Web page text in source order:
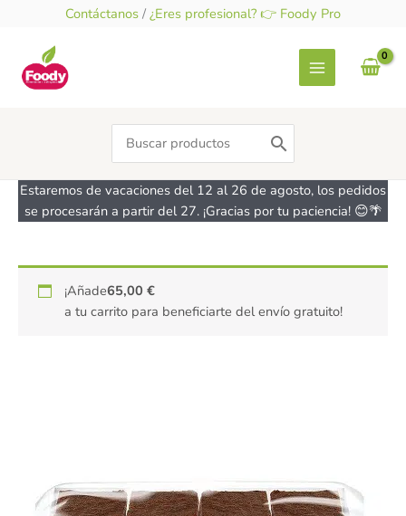
contenido
Contáctanos / ¿Eres profesional? 👉 Foody Pro
Search
for:
Estaremos de vacaciones del 12 al 26 de agosto, los pedidos
se procesarán a partir del 27. ¡Gracias por tu paciencia! 😊🌴
¡Añade65,00€
a tu carrito para beneficiarte del envío gratuito!
Chocolate
Brownie
cantidad